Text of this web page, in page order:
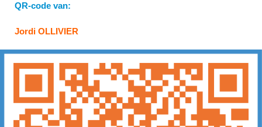
QR-code van:
Jordi OLLIVIER